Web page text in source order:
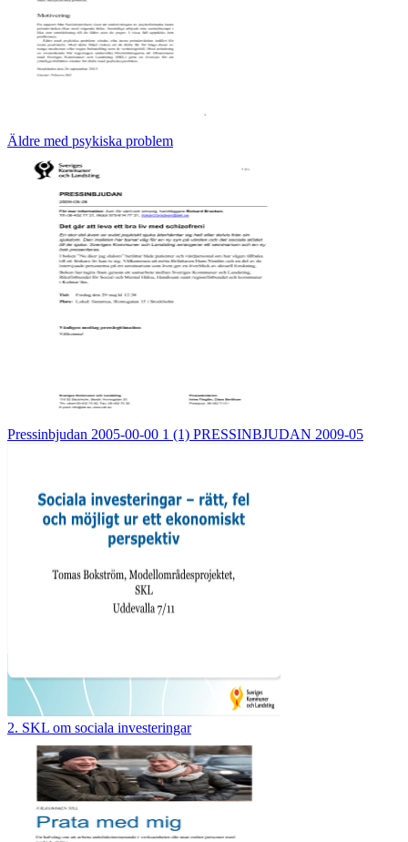
Äldre med psykiska problem
Pressinbjudan 2005-00-00 1 (1) PRESSINBJUDAN 2009-05
2. SKL om sociala investeringar